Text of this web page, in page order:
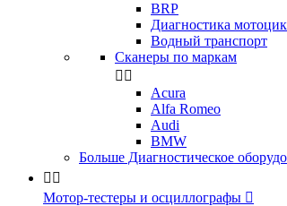
BRP
Диагностика
Водный транспорт
Сканеры по маркам
 
Acura
Alfa Romeo
Audi
BMW
Больше Диагностическое
 
Мотор-тестеры и осциллографы 